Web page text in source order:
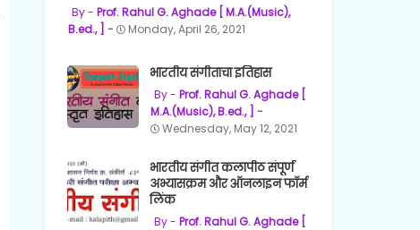
Prof. Rahul G. Aghade [ M.A.(Music),
B.ed., ]
Monday, April 26, 2021
भारतीय संगीताचा इतिहास
Prof. Rahul G. Aghade [
M.A.(Music), B.ed., ]
Wednesday, May 12, 2021
भारतीय संगीत कलापीठ संपूर्ण
अभ्यासक्रम और ऑनलाइन फॉर्म
लिंक
Prof. Rahul G. Aghade [